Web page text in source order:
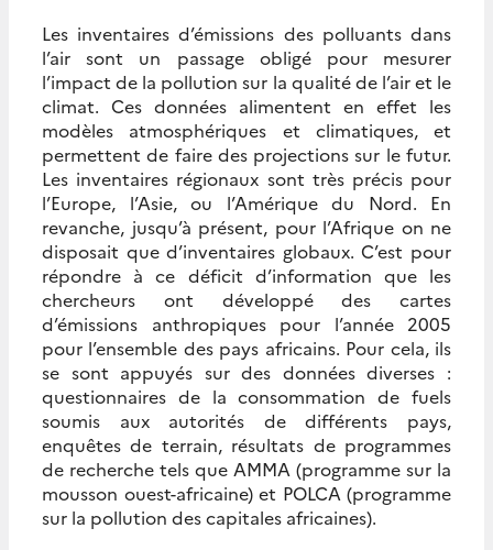
Les inventaires d’émissions des polluants dans
l’air sont un passage obligé pour mesurer
l’impact de la pollution sur la qualité de l’air et le
climat. Ces données alimentent en effet les
modèles atmosphériques et climatiques, et
permettent de faire des projections sur le futur.
Les inventaires régionaux sont très précis pour
l’Europe, l’Asie, ou l’Amérique du Nord. En
revanche, jusqu’à présent, pour l’Afrique on ne
disposait que d’inventaires globaux. C’est pour
répondre à ce déficit d’information que les
chercheurs ont développé des cartes
d’émissions anthropiques pour l’année 2005
pour l’ensemble des pays africains. Pour cela, ils
se sont appuyés sur des données diverses :
questionnaires de la consommation de fuels
soumis aux autorités de différents pays,
enquêtes de terrain, résultats de programmes
de recherche tels que AMMA (programme sur la
mousson ouest-africaine) et POLCA (programme
sur la pollution des capitales africaines).